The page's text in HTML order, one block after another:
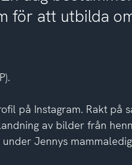
för att utbilda
på Instagram. Rakt på
av bilder från
Jennys